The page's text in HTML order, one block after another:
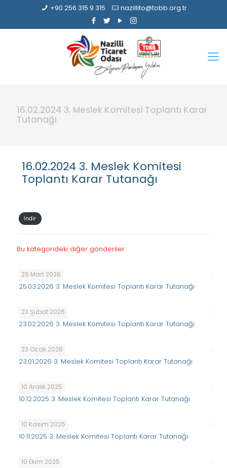
+90 256 315 9 315 nazillito@tobb.org.tr
16.02.2024 3. Meslek Komitesi Toplantı Karar
Tutanağı
16.02.2024 3. Meslek Komitesi
Toplantı Karar Tutanağı
İndir
Bu kategorideki diğer gönderiler
25 Mart 2026
25.03.2026 3. Meslek Komitesi Toplantı Karar Tutanağı
23 Şubat 2026
23.02.2026 3. Meslek Komitesi Toplantı Karar Tutanağı
23 Ocak 2026
23.01.2026 3. Meslek Komitesi Toplantı Karar Tutanağı
10 Aralık 2025
10.12.2025 3. Meslek Komitesi Toplantı Karar Tutanağı
10 Kasım 2025
10.11.2025 3. Meslek Komitesi Toplantı Karar Tutanağı
10 Ekim 2025